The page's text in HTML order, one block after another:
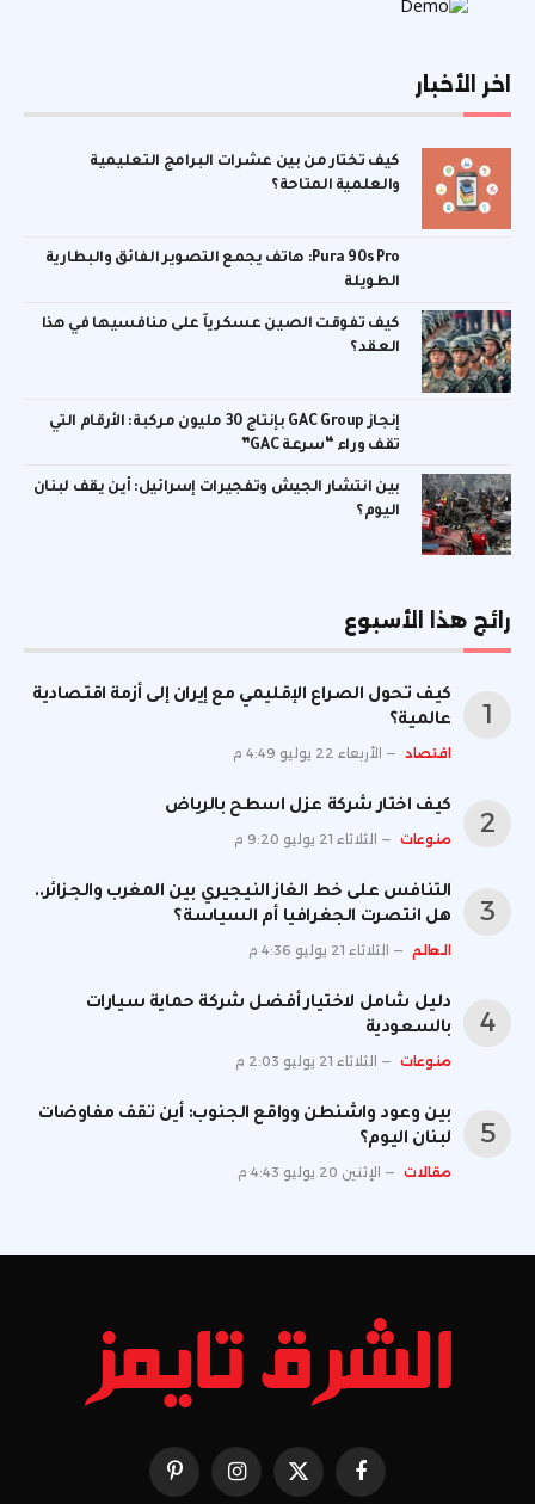
اخر الأخبار
كيف تختار من بين عشرات البرامج التعليمية
والعلمية المتاحة؟
Pura 90s Pro: هاتف يجمع التصوير الفائق والبطارية
الطويلة
كيف تفوقت الصين عسكرياً على منافسيها في هذا
العقد؟
إنجاز GAC Group بإنتاج 30 مليون مركبة: الأرقام التي
تقف وراء “سرعة GAC”
بين انتشار الجيش وتفجيرات إسرائيل: أين يقف لبنان
اليوم؟
رائج هذا الأسبوع
كيف تحول الصراع الإقليمي مع إيران إلى أزمة اقتصادية
عالمية؟
اقتصاد الأربعاء 22 يوليو 4:49 م
كيف اختار شركة عزل اسطح بالرياض
منوعات الثلاثاء 21 يوليو 9:20 م
التنافس على خط الغاز النيجيري بين المغرب والجزائر..
هل انتصرت الجغرافيا أم السياسة؟
العالم الثلاثاء 21 يوليو 4:36 م
دليل شامل لاختيار أفضل شركة حماية سيارات
بالسعودية
منوعات الثلاثاء 21 يوليو 2:03 م
بين وعود واشنطن وواقع الجنوب: أين تقف مفاوضات
لبنان اليوم؟
مقالات الإثنين 20 يوليو 4:43 م
فيسبوك X الانستغرامبينتيريست